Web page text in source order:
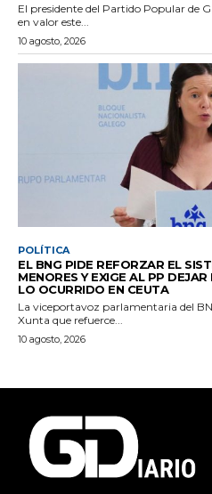
El presidente del Partido Popular de
en valor este...
10 agosto, 2026
POLÍTICA
EL BNG PIDE REFORZAR EL
MENORES Y EXIGE AL PP
LO OCURRIDO EN CEUTA
La viceportavoz parlamentaria del
Xunta que refuerce...
10 agosto, 2026